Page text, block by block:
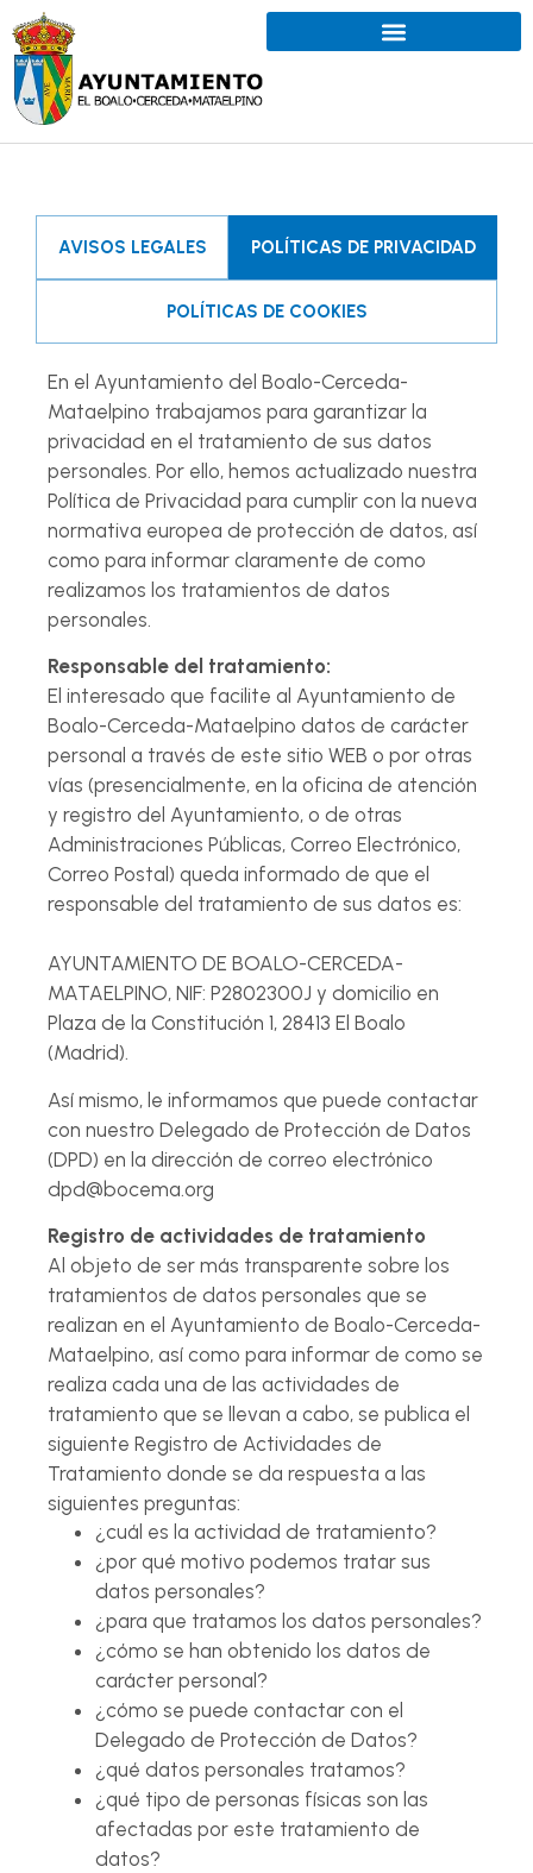
AVISOS LEGALES POLÍTICAS DE PRIVACIDAD
POLÍTICAS DE COOKIES
En el Ayuntamiento del Boalo-Cerceda-
Mataelpino trabajamos para garantizar la
privacidad en el tratamiento de sus datos
personales. Por ello, hemos actualizado nuestra
Política de Privacidad para cumplir con la nueva
normativa europea de protección de datos, así
como para informar claramente de como
realizamos los tratamientos de datos
personales.
Responsable del tratamiento:
El interesado que facilite al Ayuntamiento de
Boalo-Cerceda-Mataelpino datos de carácter
personal a través de este sitio WEB o por otras
vías (presencialmente, en la oficina de atención
y registro del Ayuntamiento, o de otras
Administraciones Públicas, Correo Electrónico,
Correo Postal) queda informado de que el
responsable del tratamiento de sus datos es:
AYUNTAMIENTO DE BOALO-CERCEDA-
MATAELPINO, NIF: P2802300J y domicilio en
Plaza de la Constitución 1, 28413 El Boalo
(Madrid).
Así mismo, le informamos que puede contactar
con nuestro Delegado de Protección de Datos
(DPD) en la dirección de correo electrónico
dpd@bocema.org
Registro de actividades de tratamiento
Al objeto de ser más transparente sobre los
tratamientos de datos personales que se
realizan en el Ayuntamiento de Boalo-Cerceda-
Mataelpino, así como para informar de como se
realiza cada una de las actividades de
tratamiento que se llevan a cabo, se publica el
siguiente Registro de Actividades de
Tratamiento donde se da respuesta a las
siguientes preguntas:
¿cuál es la actividad de tratamiento?
¿por qué motivo podemos tratar sus
datos personales?
¿para que tratamos los datos personales?
¿cómo se han obtenido los datos de
carácter personal?
¿cómo se puede contactar con el
Delegado de Protección de Datos?
¿qué datos personales tratamos?
¿qué tipo de personas físicas son las
afectadas por este tratamiento de
datos?